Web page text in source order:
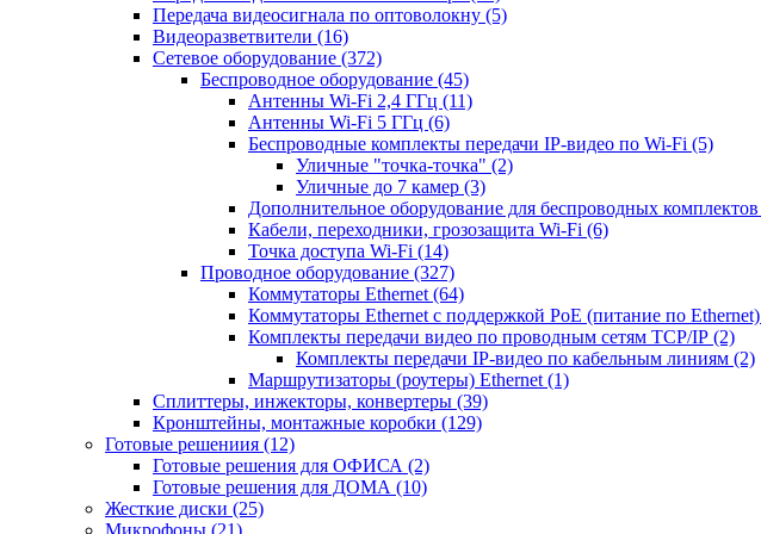
Передача видеосигнала по оптоволокну (5)
Видеоразветвители (16)
Сетевое оборудование (372)
Беспроводное оборудование (45)
Антенны Wi-Fi 2,4 ГГц (11)
Антенны Wi-Fi 5 ГГц (6)
Беспроводные комплекты передачи IP-видео по Wi-Fi (5)
Уличные "точка-точка" (2)
Уличные до 7 камер (3)
Дополнительное оборудование для беспроводных комплектов
Кабели, переходники, грозозащита Wi-Fi (6)
Точка доступа Wi-Fi (14)
Проводное оборудование (327)
Коммутаторы Ethernet (64)
Коммутаторы Ethernet с поддержкой PoE (питание по Ethernet)
Комплекты передачи видео по проводным сетям TCP/IP (2)
Комплекты передачи IP-видео по кабельным линиям (2)
Маршрутизаторы (роутеры) Ethernet (1)
Сплиттеры, инжекторы, конвертеры (39)
Кронштейны, монтажные коробки (129)
Готовые решениия (12)
Готовые решения для ОФИСА (2)
Готовые решения для ДОМА (10)
Жесткие диски (25)
Микрофоны (21)